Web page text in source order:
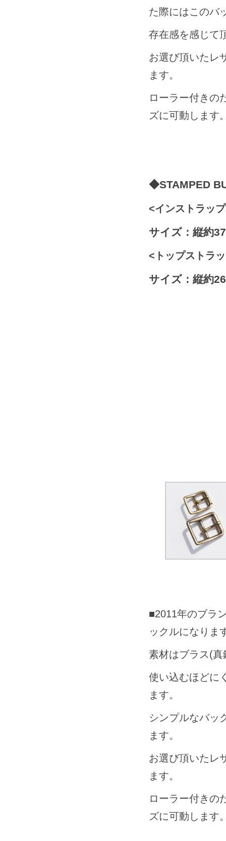
た際にはこのバ
存在感を感じて
お選び頂いたレ
ます。
ローラー付きの
ズに可動します
◆STAMPED
<インストラッ
サイズ：縦約
<トップストラ
サイズ：縦約
■2011年のブラ
ックルになりま
素材はブラス(
使い込むほどに
ます。
シンプルなバッ
ます。
お選び頂いたレ
ます。
ローラー付きの
ズに可動します